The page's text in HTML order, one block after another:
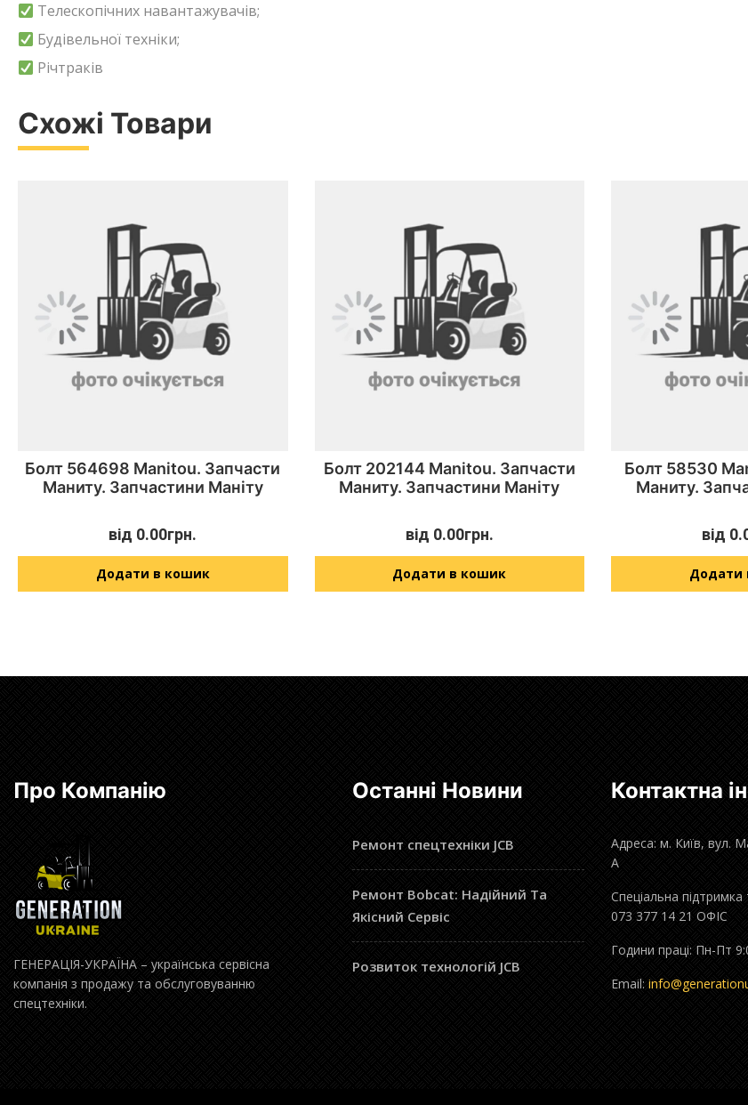
Телескопічних навантажувачів;
Будівельної техніки;
Річтраків
Схожі Товари
Болт 564698 Manitou. Запчасти
Маниту. Запчастини Маніту
від 0.00грн.
Додати в кошик
Болт 202144 Manitou. Запчасти
Маниту. Запчастини Маніту
від 0.00грн.
Додати в кошик
Болт 58530
Маниту.
від
Додати
Про Компанію
ГЕНЕРАЦІЯ-УКРАЇНА – українська сервісна
компанія з продажу та обслуговуванню
спецтехніки.
Останні Новини
Ремонт спецтехніки JCB
Ремонт Bobcat: Надійний Та
Якісний Сервіс
Розвиток технологій JCB
Контактна
Адреса: м. Київ, вул.
А
Спеціальна
073 377 14 21 ОФІС
Години праці: Пн-Пт
Email: